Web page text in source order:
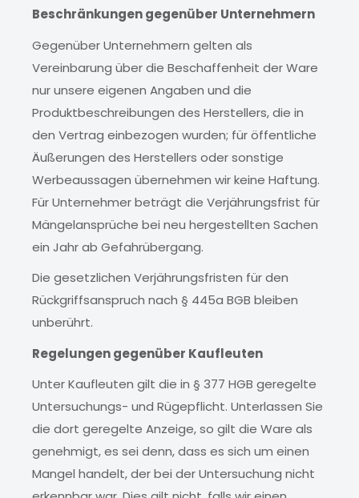
Beschränkungen gegenüber Unternehmern
Gegenüber Unternehmern gelten als
Vereinbarung über die Beschaffenheit der Ware
nur unsere eigenen Angaben und die
Produktbeschreibungen des Herstellers, die in
den Vertrag einbezogen wurden; für öffentliche
Äußerungen des Herstellers oder sonstige
Werbeaussagen übernehmen wir keine Haftung.
Für Unternehmer beträgt die Verjährungsfrist für
Mängelansprüche bei neu hergestellten Sachen
ein Jahr ab Gefahrübergang.
Die gesetzlichen Verjährungsfristen für den
Rückgriffsanspruch nach § 445a BGB bleiben
unberührt.
Regelungen gegenüber Kaufleuten
Unter Kaufleuten gilt die in § 377 HGB geregelte
Untersuchungs- und Rügepflicht. Unterlassen Sie
die dort geregelte Anzeige, so gilt die Ware als
genehmigt, es sei denn, dass es sich um einen
Mangel handelt, der bei der Untersuchung nicht